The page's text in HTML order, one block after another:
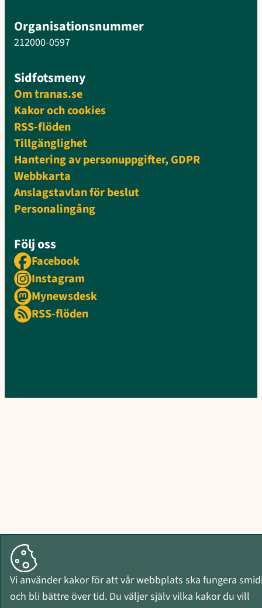
Organisationsnummer
212000-0597
Sidfotsmeny
Om tranas.se
Kakor och cookies
RSS-flöden
Tillgänglighet
Hantering av personuppgifter, GDPR
Webbkarta
Anslagstavlan för beslut
Personalingång
Följ oss
Facebook
Instagram
Mynewsdesk
RSS-flöden
Vi använder kakor för att vår webbplats ska fungera
och bli bättre över tid. Du väljer själv vilka kakor du vill